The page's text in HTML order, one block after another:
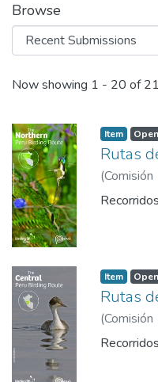
Browse
Recent Submissions
Now showing 1 - 20 of 21
Item
Rutas
(
de
Item
Rutas
(
de